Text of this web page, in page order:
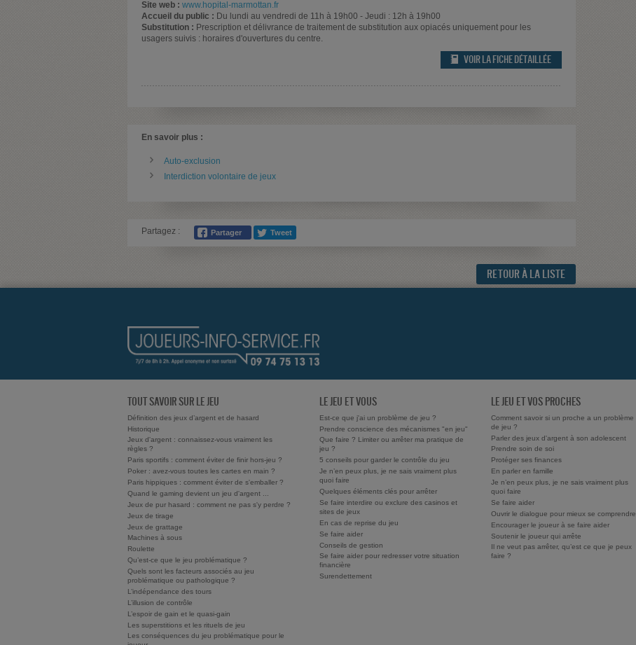
Site web : www.hopital-marmottan.fr
Accueil du public : Du lundi au vendredi de 11h à 19h00 - Jeudi : 12h à 19h00
Substitution : Prescription et délivrance de traitement de substitution aux opiacés uniquement pour les
usagers suivis : horaires d'ouvertures du centre.
VOIR LA FICHE DÉTAILLÉE
En savoir plus :
Auto-exclusion
Interdiction volontaire de jeux
Partagez :
RETOUR À LA LISTE
TOUT SAVOIR SUR LE JEU
Définition des jeux d’argent et de hasard
Historique
Jeux d'argent : connaissez-vous vraiment les
règles ?
Paris sportifs : comment éviter de finir hors-jeu ?
Poker : avez-vous toutes les cartes en main ?
Paris hippiques : comment éviter de s'emballer ?
Quand le gaming devient un jeu d'argent ...
Jeux de pur hasard : comment ne pas s'y perdre ?
Jeux de tirage
Jeux de grattage
Machines à sous
Roulette
Qu’est-ce que le jeu problématique ?
Quels sont les facteurs associés au jeu
problématique ou pathologique ?
L’indépendance des tours
L’illusion de contrôle
L’espoir de gain et le quasi-gain
Les superstitions et les rituels de jeu
Les conséquences du jeu problématique pour le
LE JEU ET VOUS
Est-ce que j'ai un problème de jeu ?
Prendre conscience des mécanismes "en jeu"
Que faire ? Limiter ou arrêter ma pratique de
jeu ?
5 conseils pour garder le contrôle du jeu
Je n’en peux plus, je ne sais vraiment plus
quoi faire
Quelques éléments clés pour arrêter
Se faire interdire ou exclure des casinos et
sites de jeux
En cas de reprise du jeu
Se faire aider
Conseils de gestion
Se faire aider pour redresser votre situation
financière
Surendettement
LE JEU ET VOS PROCHES
Comment savoir si un proche a un problème
de jeu ?
Parler des jeux d'argent à son adolescent
Prendre soin de soi
Protéger ses finances
En parler en famille
Je n’en peux plus, je ne sais vraiment plus
quoi faire
Se faire aider
Ouvrir le dialogue pour mieux se comprendre
Encourager le joueur à se faire aider
Soutenir le joueur qui arrête
Il ne veut pas arrêter, qu’est ce que je peux
faire ?